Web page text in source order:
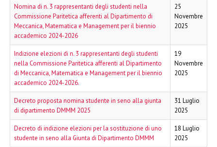
Nomina di n. 3 rappresentanti degli studenti nella
Commissione Paritetica afferenti al Dipartimento di
Meccanica, Matematica e Management per il biennio
accademico 2024-2026
25
Novembre
2025
Indizione elezioni di n. 3 rappresentanti degli studenti
nella Commissione Paritetica afferenti al Dipartimento
di Meccanica, Matematica e Management per il biennio
accademico 2024-2026.
19
Novembre
2025
Decreto proposta nomina studente in seno alla giunta
di dipartimento DMMM 2025
31 Luglio
2025
Decreto di indizione elezioni per la sostituzione di uno
studente in seno alla Giunta di Dipartimento DMMM
18 Luglio
2025